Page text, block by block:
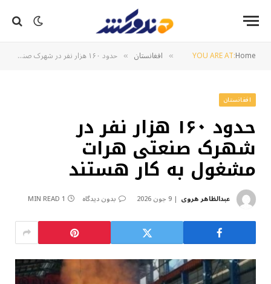
YOU ARE AT:Home
» افغانستان » حدود ۱۶۰ هزار نفر در شهرک صنعتی هرات مشغول به کار هستند
افغانستان
حدود ۱۶۰ هزار نفر در
شهرک صنعتی هرات
مشغول به کار هستند
عبدالظاهر هروی 9 جون 2026 بدون دیدگاه 1 MIN READ